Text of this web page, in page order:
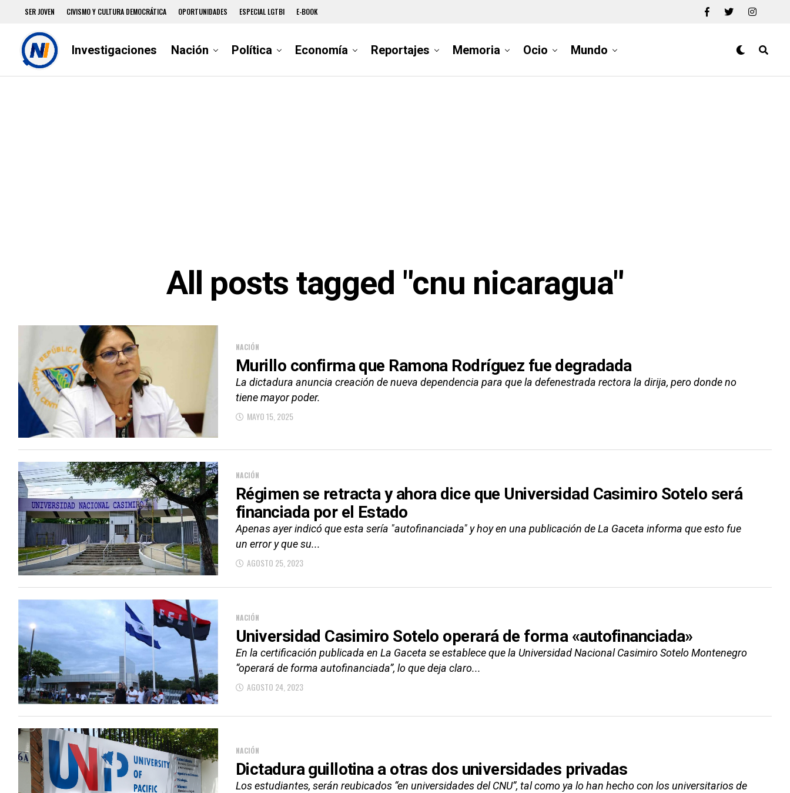
SER JOVEN CIVISMO Y CULTURA DEMOCRÁTICA OPORTUNIDADES ESPECIAL LGTBI E-BOOK
Investigaciones Nación Política Economía Reportajes Memoria Ocio Mundo
All posts tagged "cnu nicaragua"
NACIÓN
Murillo confirma que Ramona Rodríguez fue degradada
La dictadura anuncia creación de nueva dependencia para que la defenestrada rectora la dirija, pero donde no
tiene mayor poder.
MAYO 15, 2025
NACIÓN
Régimen se retracta y ahora dice que Universidad Casimiro Sotelo será
financiada por el Estado
Apenas ayer indicó que esta sería "autofinanciada" y hoy en una publicación de La Gaceta informa que esto fue
un error y que su...
AGOSTO 25, 2023
NACIÓN
Universidad Casimiro Sotelo operará de forma «autofinanciada»
En la certificación publicada en La Gaceta se establece que la Universidad Nacional Casimiro Sotelo Montenegro
“operará de forma autofinanciada”, lo que deja claro...
AGOSTO 24, 2023
NACIÓN
Dictadura guillotina a otras dos universidades privadas
Los estudiantes, serán reubicados “en universidades del CNU”, tal como ya lo han hecho con los universitarios de